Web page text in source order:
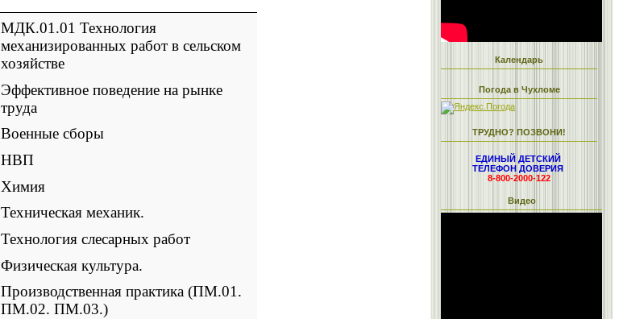
МДК.01.01 Технология
механизированных работ в сельском
хозяйстве
Эффективное поведение на рынке
труда
Военные сборы
НВП
Химия
Техническая механик.
Технология слесарных работ
Физическая культура.
Производственная практика (ПМ.01.
ПМ.02. ПМ.03.)
Календарь
Погода в Чухломе
ТРУДНО? ПОЗВОНИ!
ЕДИНЫЙ ДЕТСКИЙ
ТЕЛЕФОН ДОВЕРИЯ
8-800-2000-122
Видео